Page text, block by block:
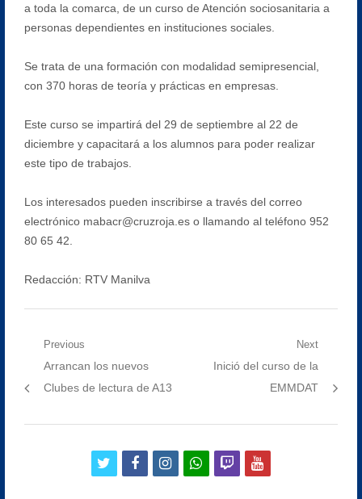
a toda la comarca, de un curso de Atención sociosanitaria a
personas dependientes en instituciones sociales.
Se trata de una formación con modalidad semipresencial,
con 370 horas de teoría y prácticas en empresas.
Este curso se impartirá del 29 de septiembre al 22 de
diciembre y capacitará a los alumnos para poder realizar
este tipo de trabajos.
Los interesados pueden inscribirse a través del correo
electrónico mabacr@cruzroja.es o llamando al teléfono 952
80 65 42.
Redacción: RTV Manilva
Navegación
de
Previous
Previous
post:
Arrancan los nuevos
Clubes de lectura de A13
Next
Next
Inició del curso de la
EMMDAT
twitterfacebookinstagramwhatsapp
twitchyoutube